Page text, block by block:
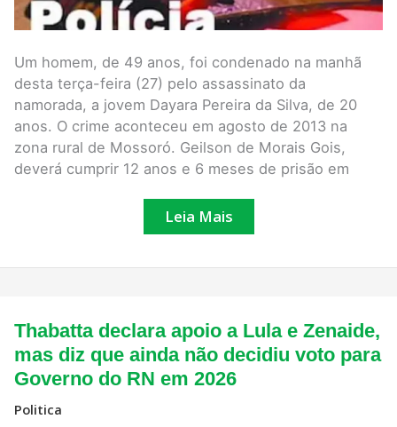
Um homem, de 49 anos, foi condenado na manhã
desta terça-feira (27) pelo assassinato da
namorada, a jovem Dayara Pereira da Silva, de 20
anos. O crime aconteceu em agosto de 2013 na
zona rural de Mossoró. Geilson de Morais Gois,
deverá cumprir 12 anos e 6 meses de prisão em
Leia Mais
Thabatta declara apoio a Lula e Zenaide,
mas diz que ainda não decidiu voto para
Governo do RN em 2026
Politica
Thabatta
declara
apoio
a
Lula